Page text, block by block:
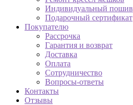
Индивидуальный пошив
Подарочный сертификат
Покупателю
Рассрочка
Гарантия и возврат
Доставка
Оплата
Сотрудничество
Вопросы-ответы
Контакты
Отзывы